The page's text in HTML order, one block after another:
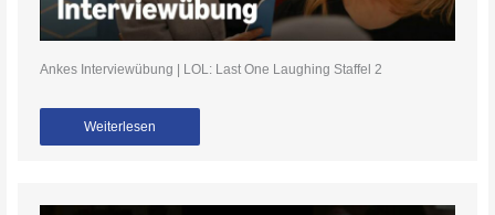
Ankes Interviewübung | LOL: Last One Laughing Staffel 2
Weiterlesen